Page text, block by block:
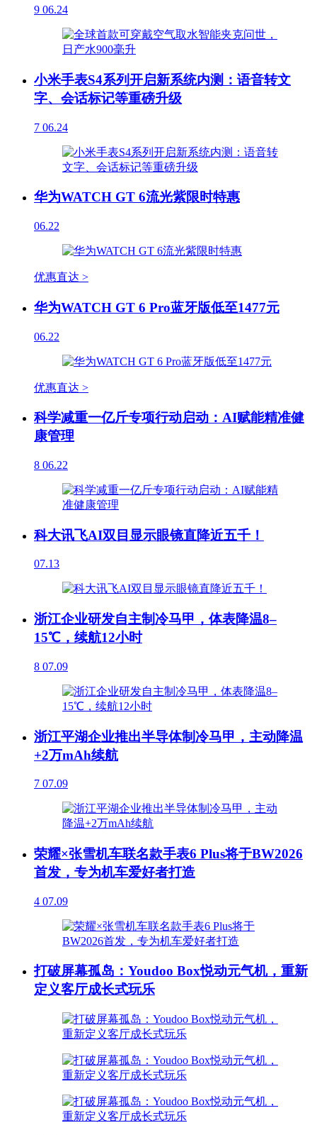
9 06.24
小米手表S4系列开启新系统内测：语音转文
字、会话标记等重磅升级
7 06.24
华为WATCH GT 6流光紫限时特惠
06.22
优惠直达 >
华为WATCH GT 6 Pro蓝牙版低至1477元
06.22
优惠直达 >
科学减重一亿斤专项行动启动：AI赋能精准健
康管理
8 06.22
科大讯飞AI双目显示眼镜直降近五千！
07.13
浙江企业研发自主制冷马甲，体表降温8–
15℃，续航12小时
8 07.09
浙江平湖企业推出半导体制冷马甲，主动降温
+2万mAh续航
7 07.09
荣耀×张雪机车联名款手表6 Plus将于BW2026
首发，专为机车爱好者打造
4 07.09
打破屏幕孤岛：Youdoo Box悦动元气机，重新
定义客厅成长式玩乐